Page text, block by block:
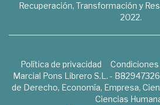
Recuperación, Transformación y
2022.
Política de privacidad
Marcial Pons Librero S.L. -
de Derecho, Economía, Empresa,
Ciencias